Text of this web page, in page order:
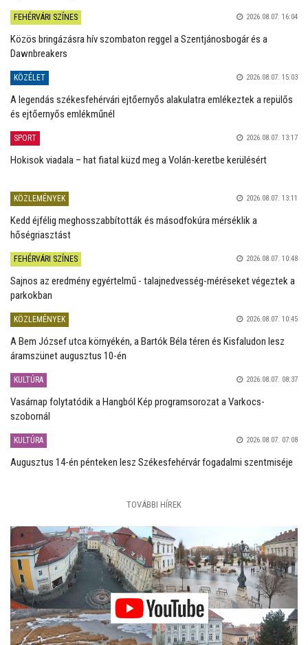
FEHÉRVÁRI SZÍNES 2026.08.07. 16:04
Közös bringázásra hív szombaton reggel a Szentjánosbogár és a
Dawnbreakers
KÖZÉLET 2026.08.07. 15:03
A legendás székesfehérvári ejtőernyős alakulatra emlékeztek a repülős
és ejtőernyős emlékműnél
SPORT 2026.08.07. 13:17
Hokisok viadala – hat fiatal küzd meg a Volán-keretbe kerülésért
KÖZLEMÉNYEK 2026.08.07. 13:11
Kedd éjfélig meghosszabbították és másodfokúra mérséklik a
hőségriasztást
FEHÉRVÁRI SZÍNES 2026.08.07. 10:48
Sajnos az eredmény egyértelmű - talajnedvesség-méréseket végeztek a
parkokban
KÖZLEMÉNYEK 2026.08.07. 10:45
A Bem József utca környékén, a Bartók Béla téren és Kisfaludon lesz
áramszünet augusztus 10-én
KULTÚRA 2026.08.07. 08:37
Vasárnap folytatódik a Hangból Kép programsorozat a Varkocs-
szobornál
KULTÚRA 2026.08.07. 07:08
Augusztus 14-én pénteken lesz Székesfehérvár fogadalmi szentmiséje
TOVÁBBI HÍREK